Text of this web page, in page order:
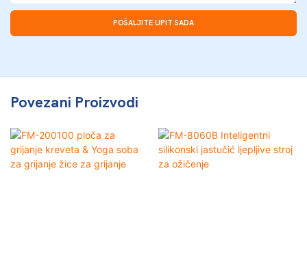
POŠALJITE UPIT SADA
Povezani Proizvodi